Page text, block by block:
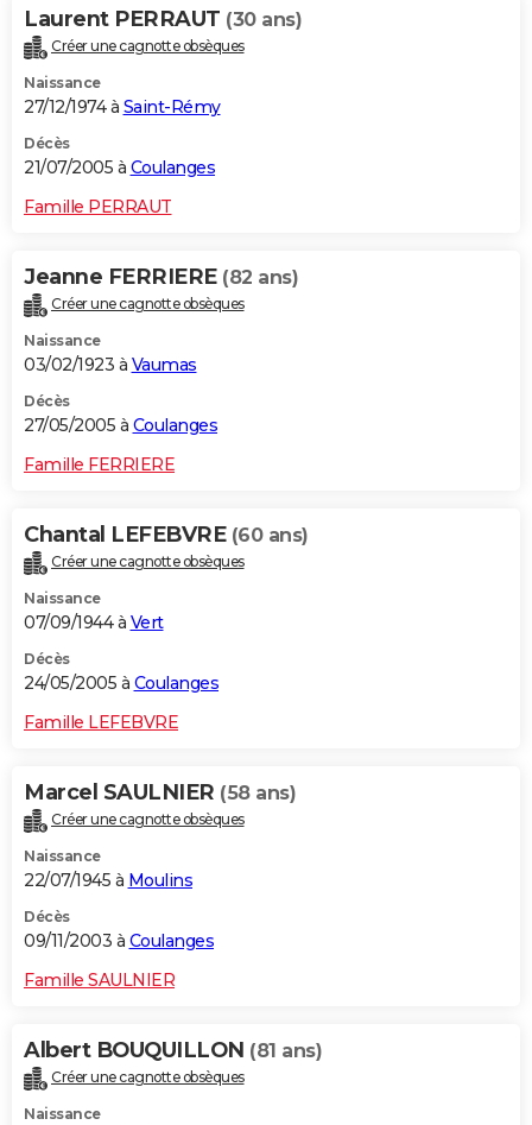
Laurent PERRAUT (30 ans)
Créer une cagnotte obsèques
Naissance
27/12/1974 à Saint-Rémy
Décès
21/07/2005 à Coulanges
Famille PERRAUT
Jeanne FERRIERE (82 ans)
Créer une cagnotte obsèques
Naissance
03/02/1923 à Vaumas
Décès
27/05/2005 à Coulanges
Famille FERRIERE
Chantal LEFEBVRE (60 ans)
Créer une cagnotte obsèques
Naissance
07/09/1944 à Vert
Décès
24/05/2005 à Coulanges
Famille LEFEBVRE
Marcel SAULNIER (58 ans)
Créer une cagnotte obsèques
Naissance
22/07/1945 à Moulins
Décès
09/11/2003 à Coulanges
Famille SAULNIER
Albert BOUQUILLON (81 ans)
Créer une cagnotte obsèques
Naissance